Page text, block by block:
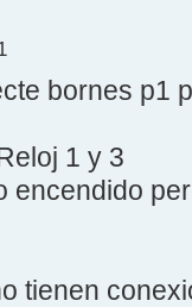
bornes p1
1 y 3
encendido
tienen